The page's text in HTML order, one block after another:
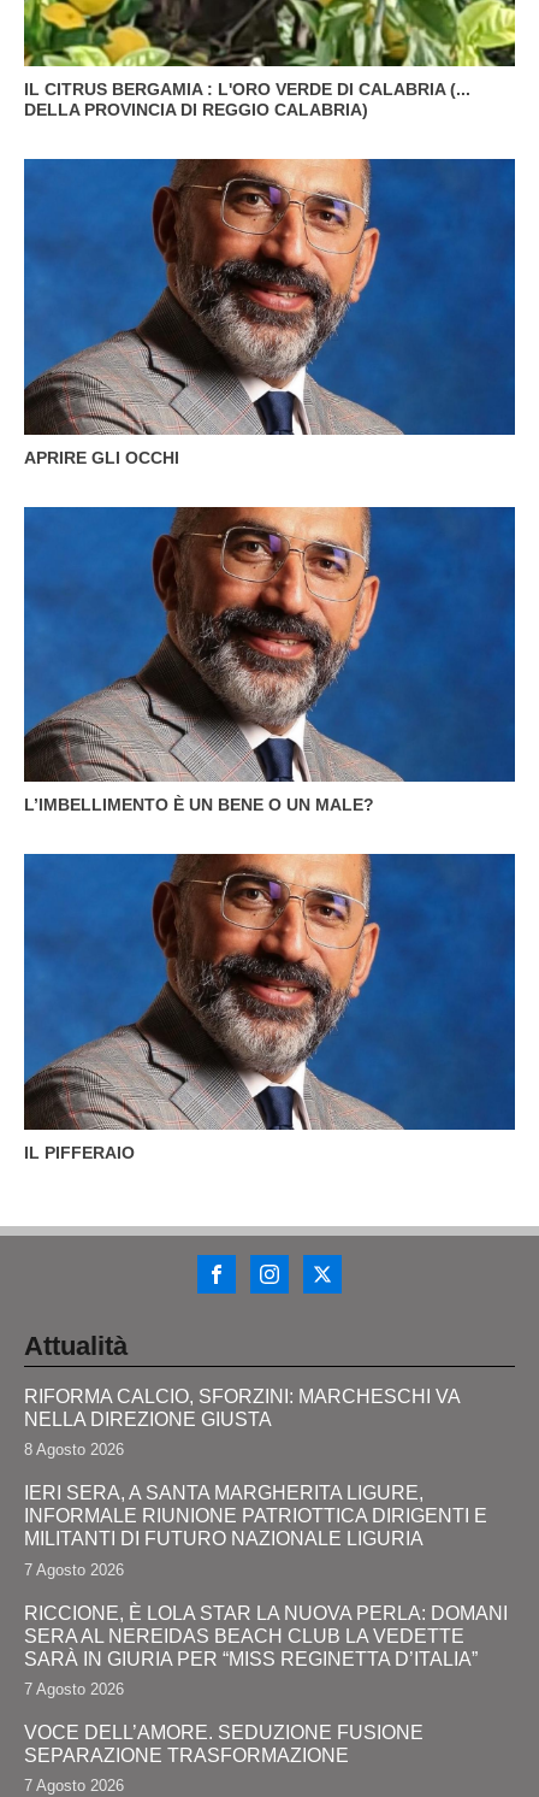
IL CITRUS BERGAMIA : L'ORO VERDE DI CALABRIA (...
DELLA PROVINCIA DI REGGIO CALABRIA)
APRIRE GLI OCCHI
L’IMBELLIMENTO È UN BENE O UN MALE?
IL PIFFERAIO
Attualità
RIFORMA CALCIO, SFORZINI: MARCHESCHI VA
NELLA DIREZIONE GIUSTA
8 Agosto 2026
IERI SERA, A SANTA MARGHERITA LIGURE,
INFORMALE RIUNIONE PATRIOTTICA DIRIGENTI E
MILITANTI DI FUTURO NAZIONALE LIGURIA
7 Agosto 2026
RICCIONE, È LOLA STAR LA NUOVA PERLA: DOMANI
SERA AL NEREIDAS BEACH CLUB LA VEDETTE
SARÀ IN GIURIA PER “MISS REGINETTA D’ITALIA”
7 Agosto 2026
VOCE DELL’AMORE. SEDUZIONE FUSIONE
SEPARAZIONE TRASFORMAZIONE
7 Agosto 2026